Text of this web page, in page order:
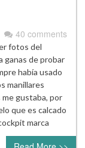
40 comments
fotos del
ganas de probar
había usado
manillares
gustaba, por
que es calcado
marca